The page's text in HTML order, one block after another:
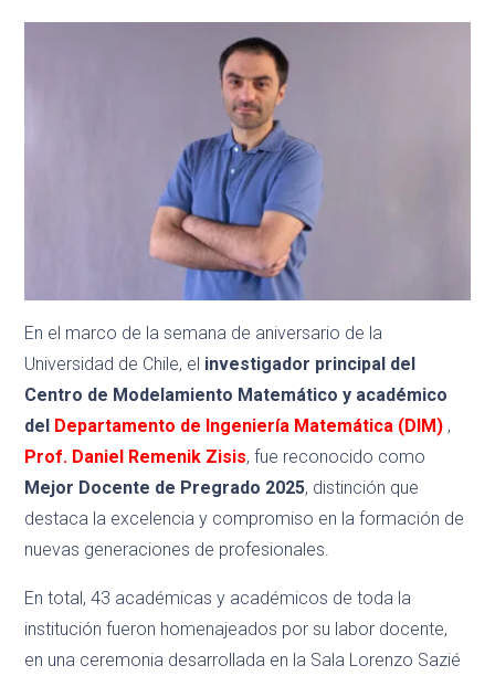
En el marco de la semana de aniversario de la
Universidad de Chile, el investigador principal del
Centro de Modelamiento Matemático y académico
del Departamento de Ingeniería Matemática (DIM) ,
Prof. Daniel Remenik Zisis, fue reconocido como
Mejor Docente de Pregrado 2025, distinción que
destaca la excelencia y compromiso en la formación de
nuevas generaciones de profesionales.
En total, 43 académicas y académicos de toda la
institución fueron homenajeados por su labor docente,
en una ceremonia desarrollada en la Sala Lorenzo Sazié